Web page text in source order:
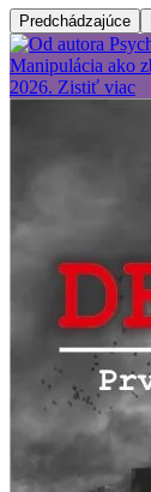
Predchádzajúce